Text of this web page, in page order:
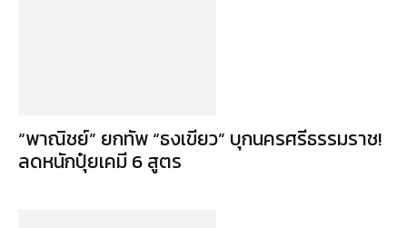
“พาณิชย์” ยกทัพ “ธงเขียว” บุกนครศรีธรรมราช!
ลดหนักปุ๋ยเคมี 6 สูตร